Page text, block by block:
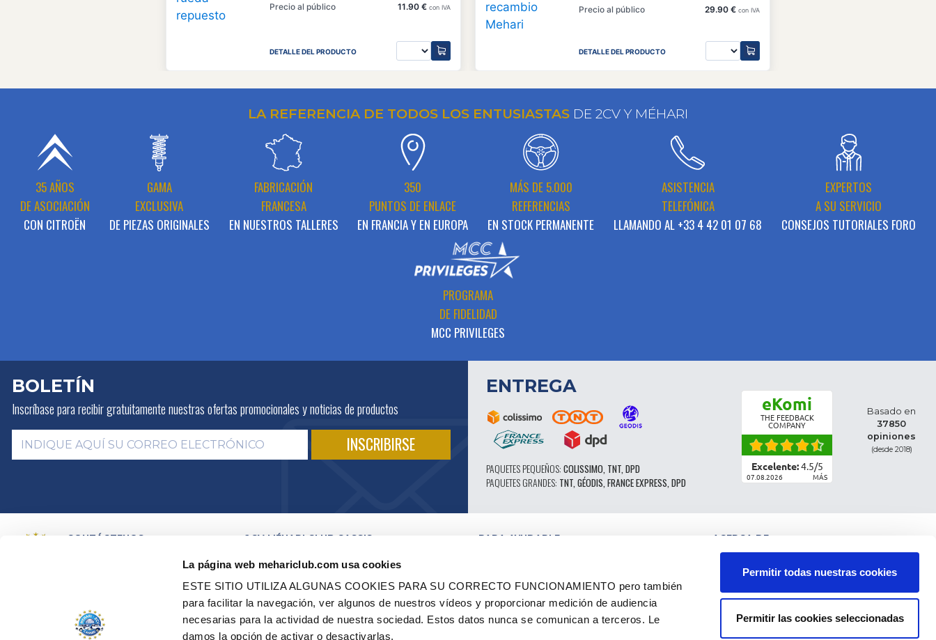
La página web mehariclub.com usa cookies
ESTE SITIO UTILIZA ALGUNAS COOKIES PARA SU CORRECTO FUNCIONAMIENTO pero también
para facilitar la navegación, ver algunos de nuestros vídeos y proporcionar medición de audiencia
necesarias para la actividad de nuestra sociedad. Estos datos nunca se comunican a terceros. Le
damos la opción de activar o desactivarlas.
Permitir todas nuestras cookies
Permitir las cookies seleccionadas
Precio al público 11.90 € con IVA
DETALLE DEL PRODUCTO
Precio al público 29.90 € con IVA
DETALLE DEL PRODUCTO
LA REFERENCIA DE TODOS LOS ENTUSIASTAS DE 2CV Y MÉHARI
35 AÑOS
DE ASOCIACIÓN
CON CITROËN
GAMA
EXCLUSIVA
DE PIEZAS ORIGINALES
FABRICACIÓN
FRANCESA
EN NUESTROS TALLERES
350
PUNTOS DE ENLACE
EN FRANCIA Y EN EUROPA
MÁS DE 5.000
REFERENCIAS
EN STOCK PERMANENTE
ASISTENCIA
TELEFÓNICA
LLAMANDO AL +33 4 42 01 07 68
EXPERTOS
A SU SERVICIO
CONSEJOS TUTORIALES FORO
PROGRAMA
DE FIDELIDAD
MCC PRIVILEGES
BOLETÍN
Inscríbase para recibir gratuitamentenuestras ofertas promocionales y noticias de productos
ENTREGA
PAQUETES PEQUEÑOS: COLISSIMO, TNT, DPD
PAQUETES GRANDES: TNT, GÉODIS, FRANCE EXPRESS, DPD
eKomi
THE FEEDBACK
COMPANY
Excelente:4.5/5
07.08.2026 MÁS
Basado en
37850
opiniones
(desde 2018)
CONTÁCTENOS
+ 33 (0)4 42
12h00 / 14h00 – 17h00
Miércoles, viernes:
09h00 –
12h00
2CV MÉHARI CLUB CASSIS
ACTIVIDADES
PRESENTACIÓN EN VÍDEO
RED DE TALLERES AUTORIZADOS
CERTIFICACIONES Y ETIQUETAS
RESTAURACIÓN - RENOVACIÓN
PARA AYUDARLE
CATÁLOGO
PIEZAS 602 - ALTO RENDIMIENTO
NEUMÁTICOS MICHELIN CLÁSICOS
ACERCA DE
CLASIFICACIÓN DE LAS PIEZAS
CONDICIONES GENERALES DE VENTA
NOTAS LEGALES
DATOS PERSONALES Y COOKIES